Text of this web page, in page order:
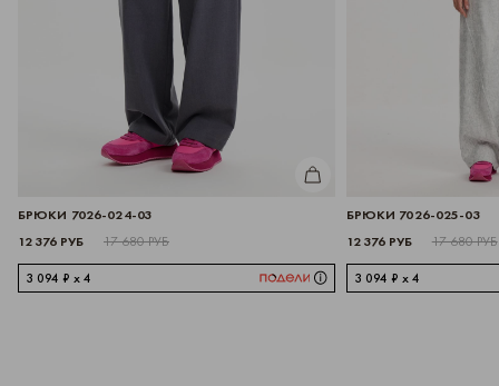
КУПИТЬ
БРЮКИ 7026-024-03
12 376 РУБ
17 680 РУБ
3 094 ₽ x 4
БРЮКИ 7026-025-03
12 376 РУБ
17 680 РУБ
3 094 ₽ x 4